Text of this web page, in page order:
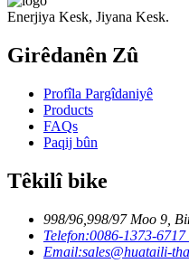
Enerjiya Kesk, Jiyana Kesk.
Girêdanên Zû
Profîla Pargîdaniyê
Products
FAQs
Paqij bûn
Têkilî bike
998/96,998/97 Moo 9,
Telefon:0086-1373-6717
Email:sales@huataili-